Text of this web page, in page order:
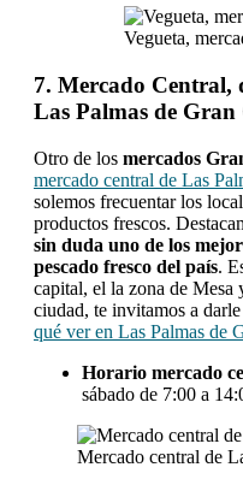
Vegueta,
7. Mercado Central,
Las Palmas de
Otro de los mercados
mercado central de Las
solemos frecuentar los
productos frescos.
sin duda uno de los
pescado fresco del país.
capital, el la zona de Mesa
ciudad, te invitamos a
qué ver en Las Palmas de
Horario mercado
sábado de 7:00 a
Mercado central de